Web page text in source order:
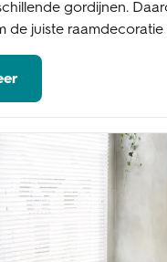
gordijnen.
de juiste raamdecoratie